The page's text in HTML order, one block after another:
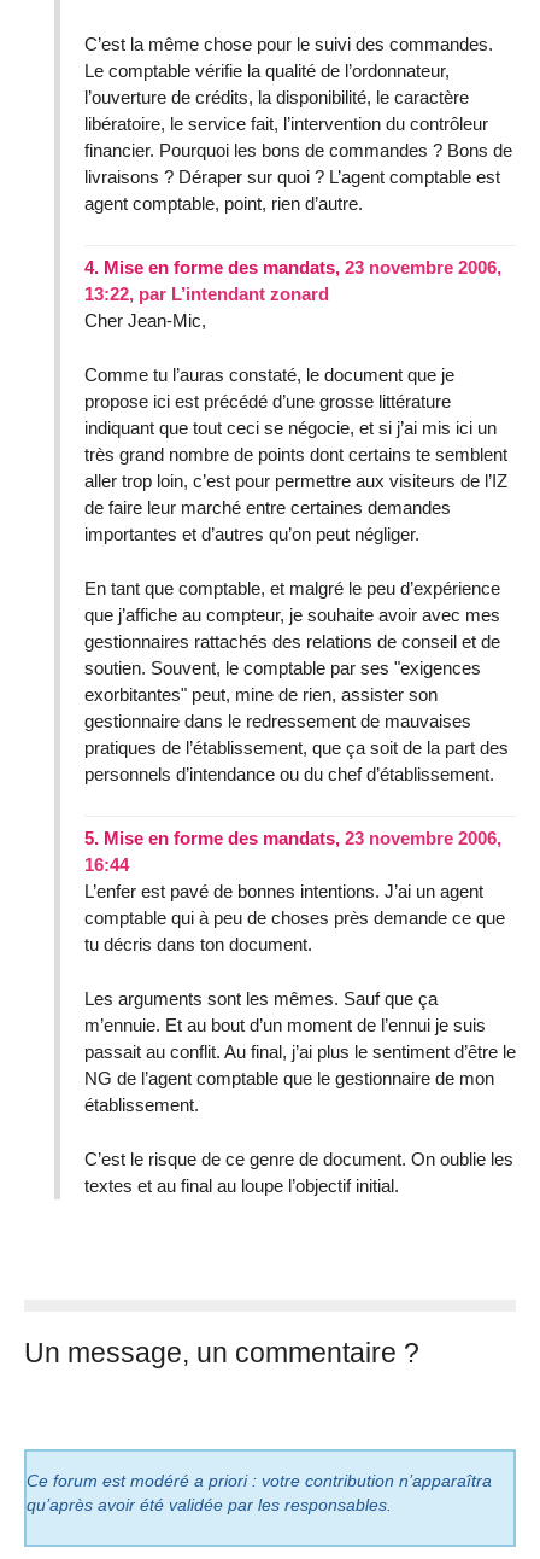
C’est la même chose pour le suivi des commandes.
Le comptable vérifie la qualité de l’ordonnateur,
l’ouverture de crédits, la disponibilité, le caractère
libératoire, le service fait, l’intervention du contrôleur
financier. Pourquoi les bons de commandes ? Bons de
livraisons ? Déraper sur quoi ? L’agent comptable est
agent comptable, point, rien d’autre.
4. Mise en forme des mandats, 23 novembre 2006,
13:22, par L’intendant zonard
Cher Jean-Mic,
Comme tu l’auras constaté, le document que je
propose ici est précédé d’une grosse littérature
indiquant que tout ceci se négocie, et si j’ai mis ici un
très grand nombre de points dont certains te semblent
aller trop loin, c’est pour permettre aux visiteurs de l’IZ
de faire leur marché entre certaines demandes
importantes et d’autres qu’on peut négliger.
En tant que comptable, et malgré le peu d’expérience
que j’affiche au compteur, je souhaite avoir avec mes
gestionnaires rattachés des relations de conseil et de
soutien. Souvent, le comptable par ses "exigences
exorbitantes" peut, mine de rien, assister son
gestionnaire dans le redressement de mauvaises
pratiques de l’établissement, que ça soit de la part des
personnels d’intendance ou du chef d’établissement.
5. Mise en forme des mandats, 23 novembre 2006,
16:44
L’enfer est pavé de bonnes intentions. J’ai un agent
comptable qui à peu de choses près demande ce que
tu décris dans ton document.
Les arguments sont les mêmes. Sauf que ça
m’ennuie. Et au bout d’un moment de l’ennui je suis
passait au conflit. Au final, j’ai plus le sentiment d’être le
NG de l’agent comptable que le gestionnaire de mon
établissement.
C’est le risque de ce genre de document. On oublie les
textes et au final au loupe l’objectif initial.
Un message, un commentaire ?
Ce forum est modéré a priori : votre contribution n’apparaîtra
qu’après avoir été validée par les responsables.